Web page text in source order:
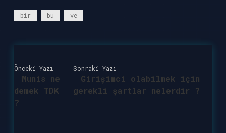
bir bu ve
Önceki Yazı
Munis ne
demek TDK
?
Sonraki Yazı
Girişimci olabilmek için
gerekli şartlar nelerdir ?